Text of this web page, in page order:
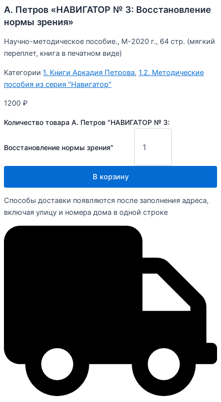
А. Петров «НАВИГАТОР № 3: Восстановление
нормы зрения»
Научно-методическое пособие., М-2020 г., 64 стр. (мягкий
переплет, книга в печатном виде)
Категории 1. Книги Аркадия Петрова, 1.2. Методические
пособия из серия "Навигатор"
1200 ₽
Количество товара А. Петров "НАВИГАТОР № 3:
Восстановление нормы зрения"
В корзину
Способы доставки появляются после заполнения адреса,
включая улицу и номера дома в одной строке